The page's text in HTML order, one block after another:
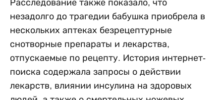
Расследование также показало, что
незадолго до трагедии бабушка приобрела в
нескольких аптеках безрецептурные
снотворные препараты и лекарства,
отпускаемые по рецепту. История интернет-
поиска содержала запросы о действии
лекарств, влиянии инсулина на здоровых